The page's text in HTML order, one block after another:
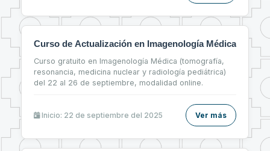
Curso de Actualización en Imagenología Médica
Curso gratuito en Imagenología Médica (tomografía,
resonancia, medicina nuclear y radiología pediátrica)
del 22 al 26 de septiembre, modalidad online.
Inicio: 22 de septiembre del 2025 Ver más